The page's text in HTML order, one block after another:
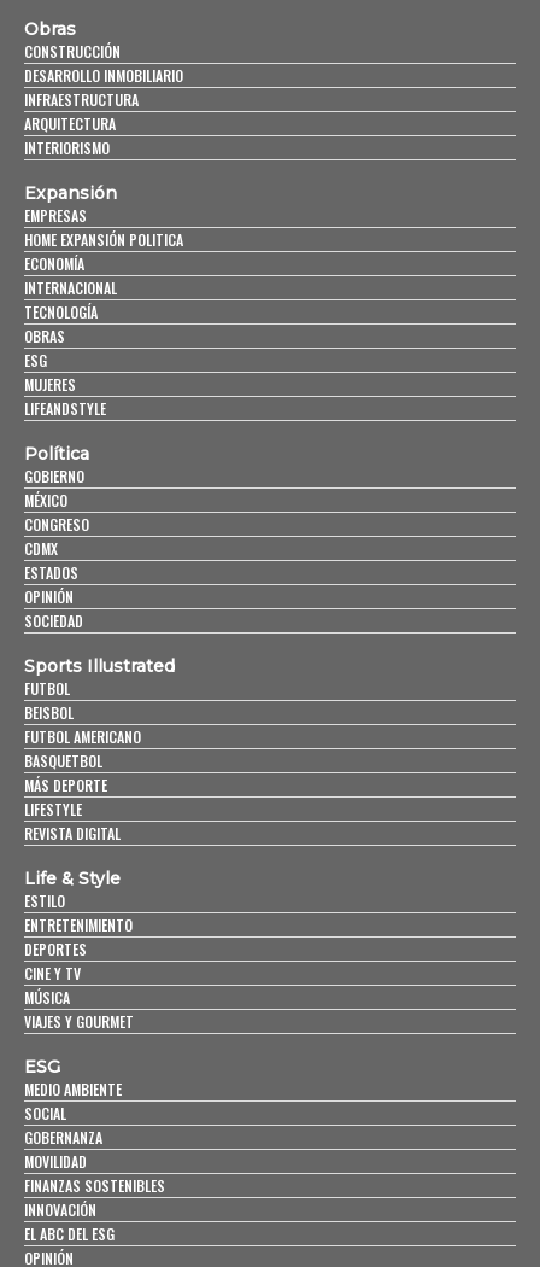
Obras
CONSTRUCCIÓN
DESARROLLO INMOBILIARIO
INFRAESTRUCTURA
ARQUITECTURA
INTERIORISMO
Expansión
EMPRESAS
HOME EXPANSIÓN POLITICA
ECONOMÍA
INTERNACIONAL
TECNOLOGÍA
OBRAS
ESG
MUJERES
LIFEANDSTYLE
Política
GOBIERNO
MÉXICO
CONGRESO
CDMX
ESTADOS
OPINIÓN
SOCIEDAD
Sports Illustrated
FUTBOL
BEISBOL
FUTBOL AMERICANO
BASQUETBOL
MÁS DEPORTE
LIFESTYLE
REVISTA DIGITAL
Life & Style
ESTILO
ENTRETENIMIENTO
DEPORTES
CINE Y TV
MÚSICA
VIAJES Y GOURMET
ESG
MEDIO AMBIENTE
SOCIAL
GOBERNANZA
MOVILIDAD
FINANZAS SOSTENIBLES
INNOVACIÓN
EL ABC DEL ESG
OPINIÓN